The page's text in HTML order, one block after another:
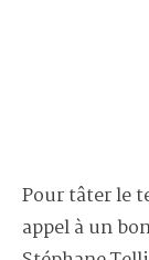
Pour tâter le
appel à un